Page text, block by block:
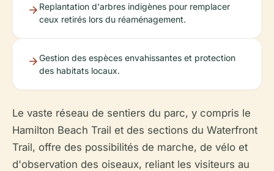
Replantation d'arbres indigènes pour remplacer
ceux retirés lors du réaménagement.
Gestion des espèces envahissantes et protection
des habitats locaux.
Le vaste réseau de sentiers du parc, y compris le
Hamilton Beach Trail et des sections du Waterfront
Trail, offre des possibilités de marche, de vélo et
d'observation des oiseaux, reliant les visiteurs au